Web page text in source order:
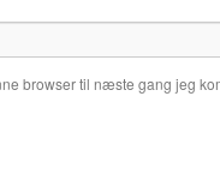
browser til næste gang jeg